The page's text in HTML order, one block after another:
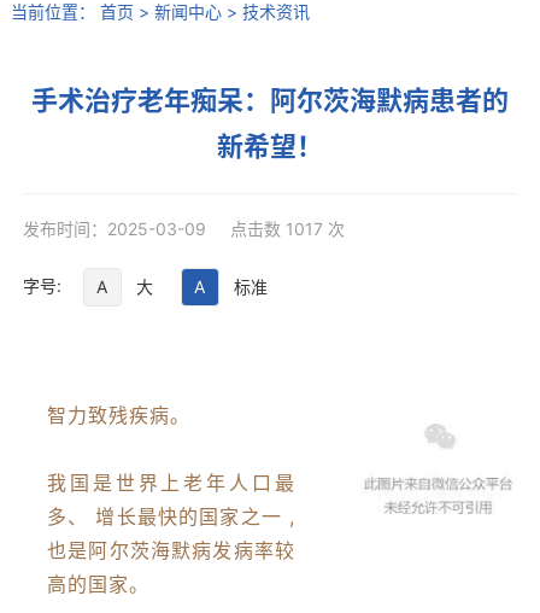
当前位置： 首页 > 新闻中心> 技术资讯
手术治疗老年痴呆：阿尔茨海默病患者的
新希望！
发布时间：2025-03-09 点击数 1017 次
字号: A 大 A 标准
智力致残疾病。
我国是世界上老年人口最
多、 增长最快的国家之一 ,
也是阿尔茨海默病发病率较
高的国家。